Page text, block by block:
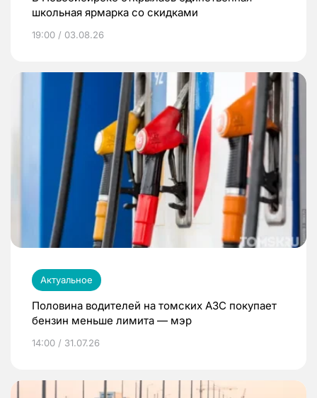
школьная ярмарка со скидками
19:00 / 03.08.26
Актуальное
Половина водителей на томских АЗС покупает
бензин меньше лимита — мэр
14:00 / 31.07.26